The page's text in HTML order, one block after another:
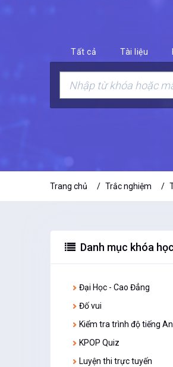
Tất cả Tài liệu
Trang chủ Trắc nghiệm
Danh mục khóa học
Đại Học - Cao Đẳng
Cơ Sở Văn Hóa Việt Nam
Kinh Tế Chính Trị
Kinh Tế Học
Kinh Tế Lượng
Đố vui
Đố vui dân gian
Đố vui hại não
Đố vui tiếng Anh
Kiểm tra trình độ tiếng
Kiểm tra Ngữ pháp tiếng
Tiếng Anh cho người lớn
KPOP Quiz
Luyện thi trực tuyến